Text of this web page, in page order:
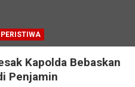
PERISTIWA
Kapolda Bebaskan
Penjamin